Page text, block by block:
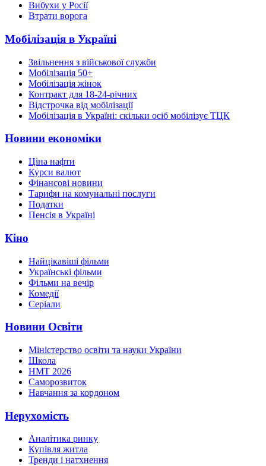
Вибухи у Росії
Втрати ворога
Мобілізація в Україні
Звільнення з військової служби
Мобілізація 50+
Мобілізація жінок
Контракт для 18-24-річних
Відстрочка від мобілізації
Мобілізація в Україні: скільки осіб мобілізує ТЦК
Новини економіки
Ціна нафти
Курси валют
Фінансові новини
Тарифи на комунальні послуги
Податки
Пенсія в Україні
Кіно
Найцікавіші фільми
Українські фільми
Фільми на вечір
Комедії
Серіали
Новини Освіти
Міністерство освіти та науки України
Школа
НМТ 2026
Саморозвиток
Навчання за кордоном
Нерухомість
Аналітика ринку
Купівля житла
Тренди і натхнення